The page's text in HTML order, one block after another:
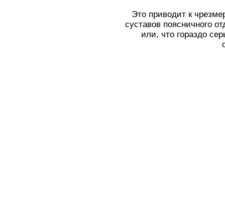
Это приводит к
суставов поясничного
или, что гораздо